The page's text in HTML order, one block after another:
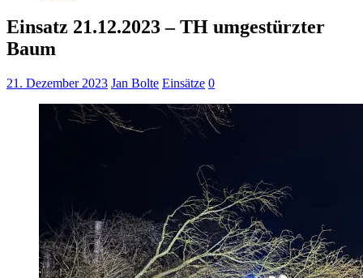
Einsatz 21.12.2023 – TH umgestürzter
Baum
21. Dezember 2023 Jan Bolte Einsätze 0